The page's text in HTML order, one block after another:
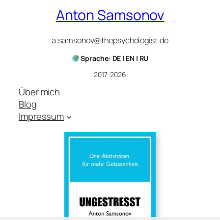
Anton Samsonov
a.samsonov@thepsychologist.de
Sprache: DE | EN | RU
2017-2026
Über mich
Blog
Impressum